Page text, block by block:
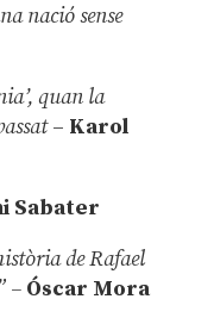
nació sense
quan la
– Karol
Sabater
de Rafael
–Óscar Mora